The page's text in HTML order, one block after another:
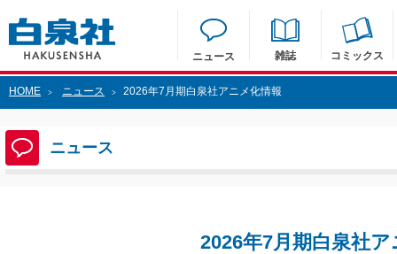
ニュース 雑誌 コミックス
HOME > ニュース > 2026年7月期白泉社アニメ化情報
ニュース
2026年7月期白泉社